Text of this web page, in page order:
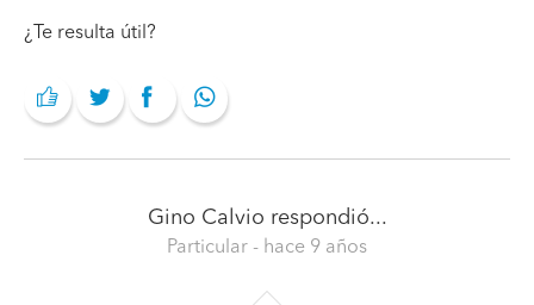
¿Te resulta útil?
Gino Calvio respondió...
Particular - hace 9 años